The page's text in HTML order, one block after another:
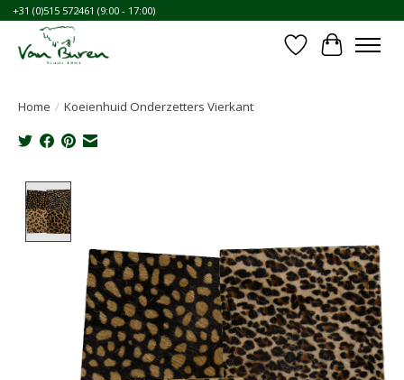
+31 (0)515 572461 (9:00 - 17:00)
Verlanglijst
Home / Koeienhuid Onderzetters Vierkant